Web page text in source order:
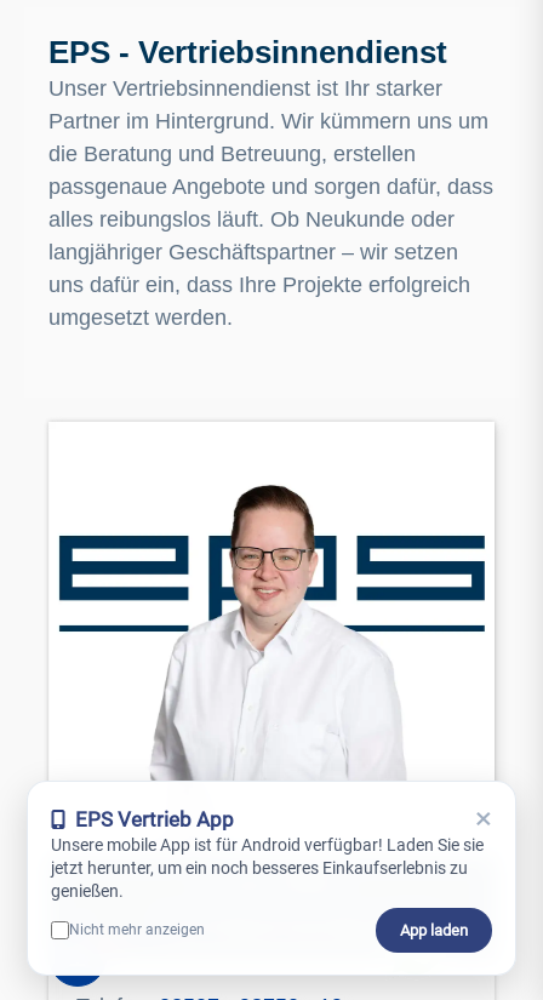
EPS - Vertriebsinnendienst
Unser Vertriebsinnendienst ist Ihr starker
Partner im Hintergrund. Wir kümmern uns um
die Beratung und Betreuung, erstellen
passgenaue Angebote und sorgen dafür, dass
alles reibungslos läuft. Ob Neukunde oder
langjähriger Geschäftspartner – wir setzen
uns dafür ein, dass Ihre Projekte erfolgreich
umgesetzt werden.
EPS Vertrieb App ×
Unsere mobile App ist für Android verfügbar! Laden Sie sie
jetzt herunter, um ein noch besseres Einkaufserlebnis zu
genießen.
Nicht mehr anzeigen App laden